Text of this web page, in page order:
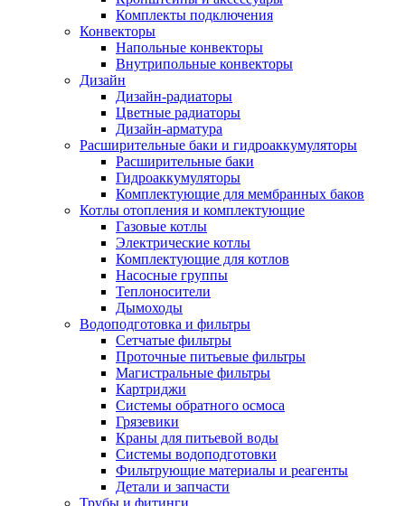
Комплекты подключения
Конвекторы
Напольные конвекторы
Внутрипольные конвекторы
Дизайн
Дизайн-радиаторы
Цветные радиаторы
Дизайн-арматура
Расширительные баки и гидроаккумуляторы
Расширительные баки
Гидроаккумуляторы
Комплектующие для мембранных баков
Котлы отопления и комплектующие
Газовые котлы
Электрические котлы
Комплектующие для котлов
Насосные группы
Теплоносители
Дымоходы
Водоподготовка и фильтры
Сетчатые фильтры
Проточные питьевые фильтры
Магистральные фильтры
Картриджи
Системы обратного осмоса
Грязевики
Краны для питьевой воды
Системы водоподготовки
Фильтрующие материалы и реагенты
Детали и запчасти
Трубы и фитинги